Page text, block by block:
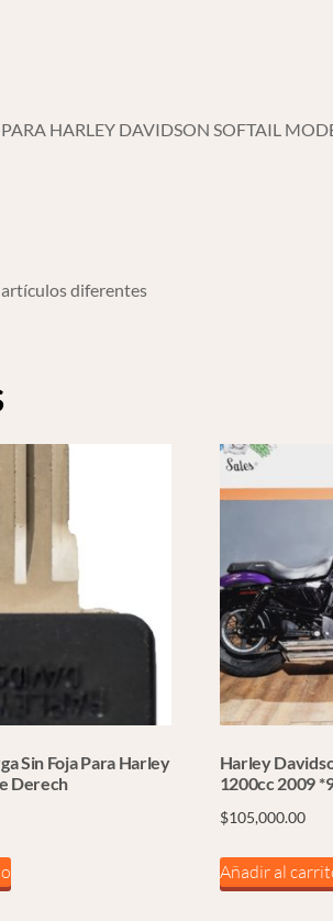
HARLEY DAVIDSON SOFTAIL
diferentes
Sin Foja Para Harley
Derech
Harley
1200cc 2009
$105,000.00
Añadir al